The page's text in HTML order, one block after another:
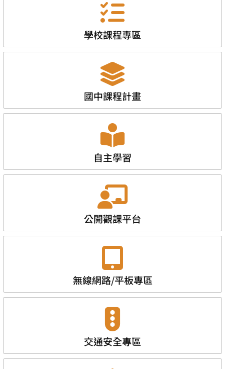
學校課程專區
國中課程計畫
自主學習
公開觀課平台
無線網路/平板專區
交通安全專區